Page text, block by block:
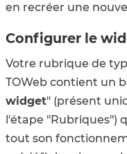
en recréer une
Configurer le
Votre rubrique de
TOWeb contient un
widget" (présent
l'étape "Rubriques")
tout son